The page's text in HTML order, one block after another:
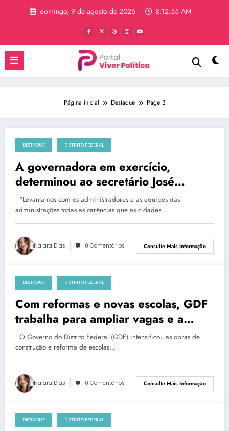
domingo, 9 de agosto de 2026 8:12:56 AM
Página inicial Destaque Page 3
domingo, 12 de janeiro de 2025
DESTAQUE DISTRITO FEDERAL
A governadora em exercício,
determinou ao secretário José
Humberto a faz reunião com
administradores e secretários para
fortalecer os trabalhos nas
Administrações Regionais
“Levantamos com os administradores e as equipes das
administrações todas as carências que as cidades…
Naiara Dias 0 Comentários Consulte Mais Informação
sábado, 11 de janeiro de 2025
DESTAQUE DISTRITO FEDERAL
Com reformas e novas escolas, GDF
trabalha para ampliar vagas e a
qualidade da educação pública
O Governo do Distrito Federal (GDF) intensificou as obras de
construção e reforma de escolas…
Naiara Dias 0 Comentários Consulte Mais Informação
sábado, 11 de janeiro de 2025
DESTAQUE DISTRITO FEDERAL